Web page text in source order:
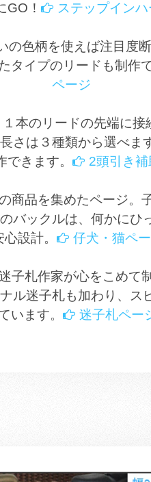
GO！
ステップイン
の色柄を使えば注目度
タイプのリードも制作
ページ
１本のリードの先端に
さは３種類から選べま
きます。
2頭引き
商品を集めたページ。
バックルは、何かにひ
心設計。
仔犬・猫ペ
子札作家が心をこめて
ル迷子札も加わり、ス
います。
迷子札ペー